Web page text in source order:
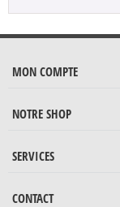
MON COMPTE
NOTRE SHOP
SERVICES
CONTACT